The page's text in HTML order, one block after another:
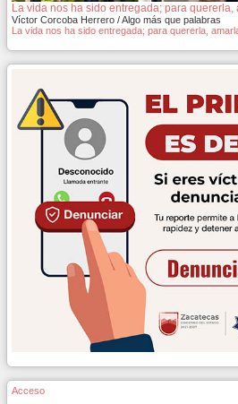
La vida nos ha sido entregada; para quererla,
Víctor Corcoba Herrero / Algo más que palabras
La vida nos ha sido entregada; para quererla,
Acceso